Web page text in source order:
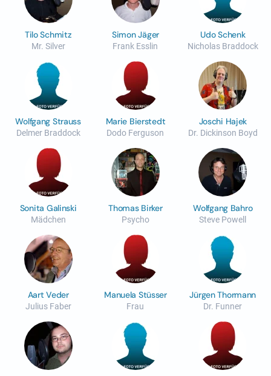
Tilo Schmitz
Mr. Silver
Simon Jäger
Frank Esslin
Udo Schenk
Nicholas Braddock
Wolfgang Strauss
Delmer Braddock
Marie Bierstedt
Dodo Ferguson
Joschi Hajek
Dr. Dickinson Boyd
Sonita Galinski
Mädchen
Thomas Birker
Psycho
Wolfgang Bahro
Steve Powell
Aart Veder
Julius Faber
Manuela Stüsser
Frau
Jürgen Thormann
Dr. Funner